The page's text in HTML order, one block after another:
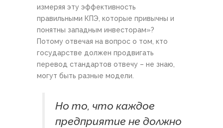
измеряя эту эффективность
правильными КПЭ, которые привычны и
понятны западным инвесторам»?
Потому отвечая на вопрос о том, кто
государстве должен продвигать
перевод стандартов отвечу – не знаю,
могут быть разные модели.
Но то, что каждое
предприятие не должно